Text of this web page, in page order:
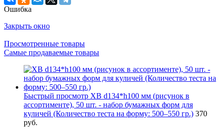
Ошибка
Закрыть окно
Просмотренные товары
Самые продаваемые товары
Быстрый просмотр ХВ d134*h100 мм (рисунок в
ассортименте), 50 шт. - набор бумажных форм для
куличей (Количество теста на форму: 500–550 гр.) 370
руб.